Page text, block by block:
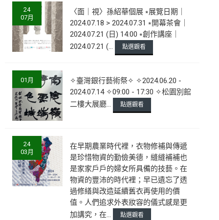
24
07月
〈面｜視〉孫紹華個展 ⭒展覽日期｜
2024.07.18 > 2024.07.31 ⭒開幕茶會｜
2024.07.21 (日) 14:00 ⭒創作講座｜
2024.07.21 (...
點選觀看
01月
✧臺灣銀行藝術祭✧ ✧2024.06.20 -
2024.07.14 ✧09:00 - 17:30 ✧松園別館
二樓大展廳...
點選觀看
24
03月
在早期農業時代裡，衣物修補與傳遞
是珍惜物資的勤儉美德，縫縫補補也
是家家戶戶的婦女所具備的技藝。在
物資的豐沛的時代裡；早已遺忘了透
過修繕與改造延續舊衣再使用的價
值。人們追求外表妝容的儀式感是更
加講究，在...
點選觀看